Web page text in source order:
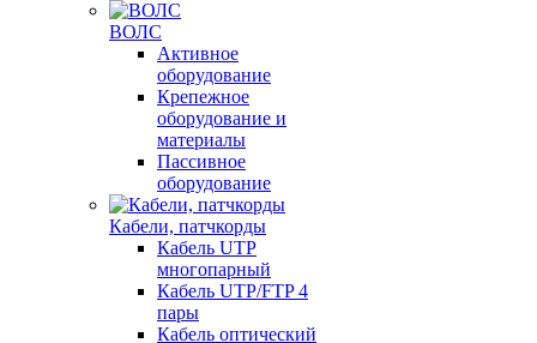
ВОЛС
Активное
оборудование
Крепежное
оборудование и
материалы
Пассивное
оборудование
Кабели, патчкорды
Кабель UTP
многопарный
Кабель UTP/FTP 4
пары
Кабель оптический